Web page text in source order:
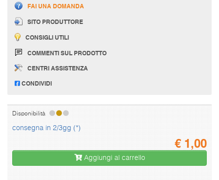
FAI UNA DOMANDA
SITO PRODUTTORE
CONSIGLI UTILI
COMMENTI SUL PRODOTTO
CENTRI ASSISTENZA
CONDIVIDI
Disponibilità
consegna in 2/3gg (*)
€1,00
Aggiungi al carrello